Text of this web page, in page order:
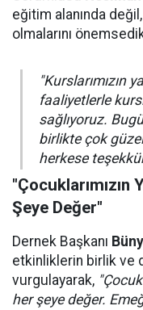
eğitim alanında
olmalarını
"Kurslarımızın
faaliyetlerle
sağlıyoruz.
birlikte çok
herkese
Şeye Değer"
Dernek Başkanı
etkinliklerin birlik ve
vurgulayarak,
her şeye değer.